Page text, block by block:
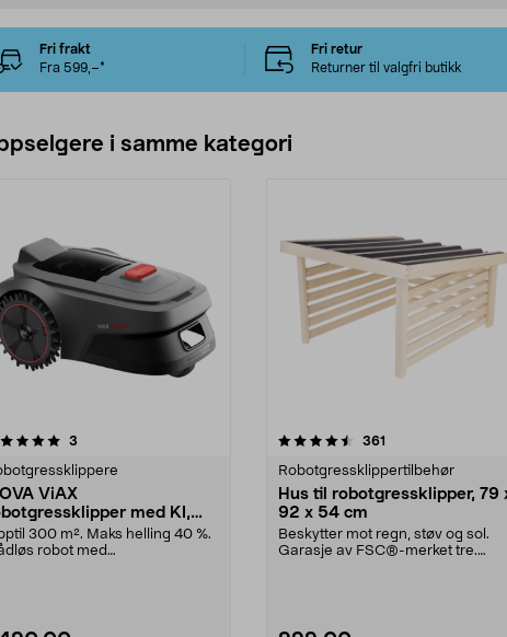
Fri frakt
Fra 599,–*
Fri retur
Returner til valgfri butikk
i samme kategori
3
ViAX
med KI,
ledning, 300 m2
300 m². Maks helling 40 %.
robot med
4.5 av 5 stjerner 361
Robotgressklippertilbehør
Hus til robotgressklipper, 79
92 x 54 cm
Beskytter mot regn, støv og sol.
Garasje av FSC®-merket tre.
4.5 av 5 stjerner